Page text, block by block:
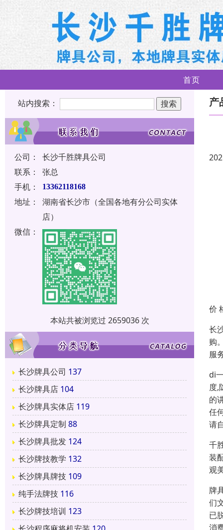
首页
站内搜索：
公司：
长沙千胜牌具公司
联系：
张总
手机：
13362118168
地址：
湖南省长沙市（全国各地有分公司实体
店）
微信：
本站共被浏览过 2659036 次
长沙牌具公司 137
长沙牌具店 104
长沙牌具实体店 119
长沙牌具定制 88
长沙牌具批发 124
长沙牌技教学 132
长沙牌具牌技 109
纯手法牌技 116
长沙牌技培训 123
产
价
长
购
服
di
度,
的
任
请
千
装
观
牌
们
已
消